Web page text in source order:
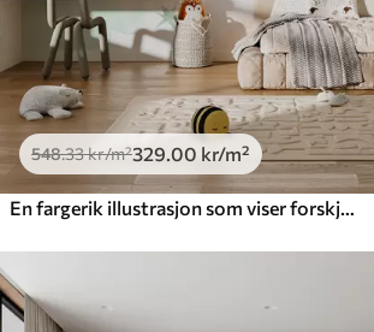
548.33kr/m²329 .00 kr/m²